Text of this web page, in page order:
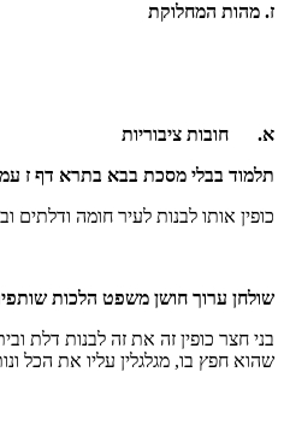
ז. מהות המחלוקת
א. חובות ציבוריות
תלמוד בבלי מסכת בבא בתרא דף ז
כופין אותו לבנות לעיר חומה
שולחן ערוך חושן משפט הלכות
בני חצר כופין זה את זה לבנות דלת
שהוא חפץ בו, מגלגלין עליו את הכל